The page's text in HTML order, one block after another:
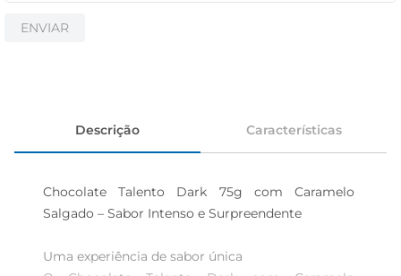
ENVIAR
Descrição Características
Chocolate Talento Dark 75g com Caramelo
Salgado – Sabor Intenso e Surpreendente
Uma experiência de sabor única